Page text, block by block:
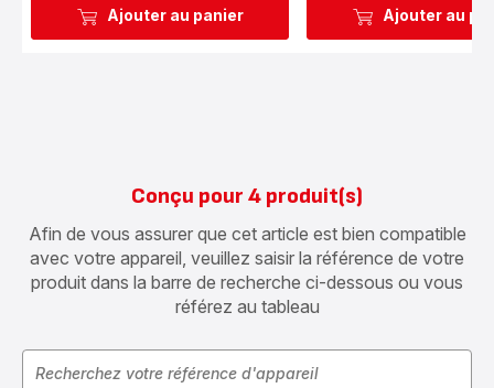
Ajouter au panier Ajouter au
Conçu pour 4 produit(s)
Afin de vous assurer que cet article est bien compatible
avec votre appareil, veuillez saisir la référence de votre
produit dans la barre de recherche ci-dessous ou vous
référez au tableau